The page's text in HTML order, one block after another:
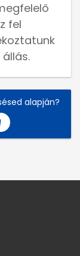
fel
alapján?